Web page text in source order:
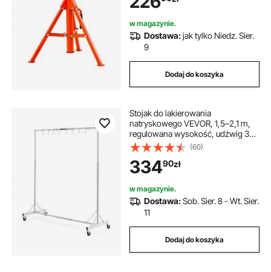
strugarki, szlifierki
w magazynie.
Dostawa:jak tylko Niedz. Sier.
9
Dodaj do koszyka
Stojak do lakierowania
natryskowego VEVOR, 1,5–2,1 m,
regulowana wysokość, udźwig 30
kg, stojak do lakierowania
natryskowego samochodów,
stojak do suszenia lakieru z 8
hakami i 4 kółkami obrotowymi,
stojak do warsztatów
samochodowych i garaży
(60)
33490zł
w magazynie.
Dostawa:Sob. Sier. 8 - Wt. Sier.
11
Dodaj do koszyka